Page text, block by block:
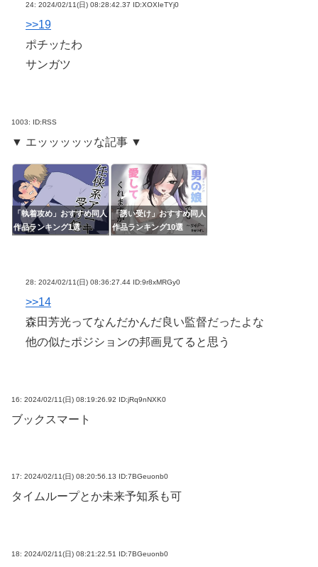
24: 2024/02/11(日) 08:28:42.37 ID:XOXIeTYj0
>>19
ポチッたわ
サンガツ
1003: ID:RSS
▼ エッッッッッな記事 ▼
「執着攻め」おすすめ同人
作品ランキング1選
「誘い受け」おすすめ同人
作品ランキング10選
28: 2024/02/11(日) 08:36:27.44 ID:9r8xMRGy0
>>14
森田芳光ってなんだかんだ良い監督だったよな
他の似たポジションの邦画見てると思う
16: 2024/02/11(日) 08:19:26.92 ID:jRq9nNXK0
ブックスマート
17: 2024/02/11(日) 08:20:56.13 ID:7BGeuonb0
タイムループとか未来予知系も可
18: 2024/02/11(日) 08:21:22.51 ID:7BGeuonb0